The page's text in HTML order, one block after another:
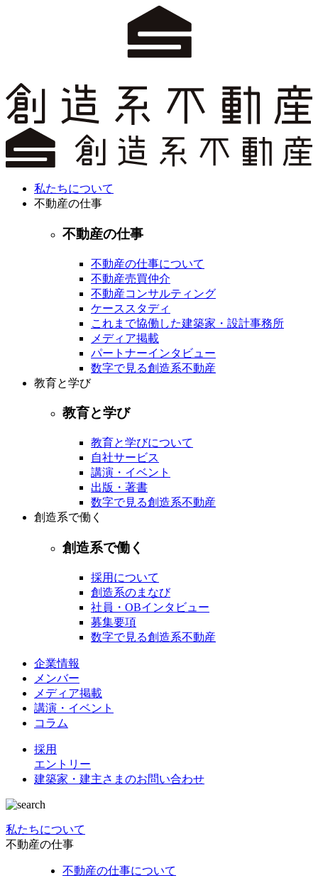
私たちについて
不動産の仕事
不動産の仕事
不動産の仕事について
不動産売買仲介
不動産コンサルティング
ケーススタディ
これまで協働した建築家・設計事務所
メディア掲載
パートナーインタビュー
数字で見る創造系不動産
教育と学び
教育と学び
教育と学びについて
自社サービス
講演・イベント
出版・著書
数字で見る創造系不動産
創造系で働く
創造系で働く
採用について
創造系のまなび
社員・OBインタビュー
募集要項
数字で見る創造系不動産
企業情報
メンバー
メディア掲載
講演・イベント
コラム
採用
エントリー
建築家・建主さまのお問い合わせ
私たちについて
不動産の仕事
不動産の仕事について